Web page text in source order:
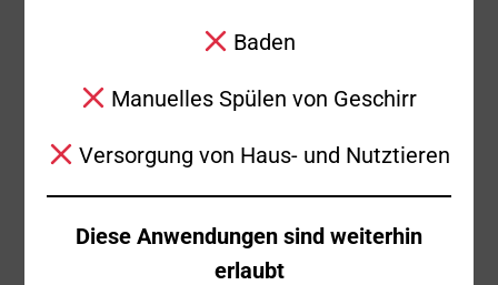
Donzdorfer Schloss alarmiert, wo die
Brandmeldeanlage ausgelöst hatte. Bei der
festgestellt werden, sodass die Kräfte nach
kurzer Zeit wieder einrücken konnten.
ZurückAlle Beiträge anzeigenWeiter
Baden
Manuelles Spülen von Geschirr
Versorgung von Haus- und Nutztieren
Diese Anwendungen sind weiterhin
erlaubt